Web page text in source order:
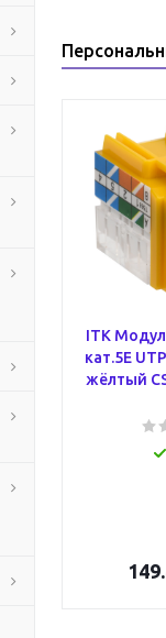
ITK
кат.5E
жёлтый